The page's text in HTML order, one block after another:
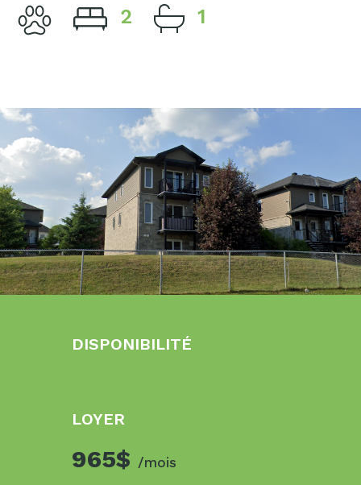
2 1
DISPONIBILITÉ
LOYER
965$ /mois